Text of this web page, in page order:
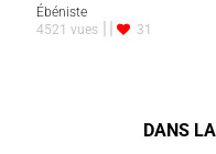
Ébéniste
4521 vues
31
DANS